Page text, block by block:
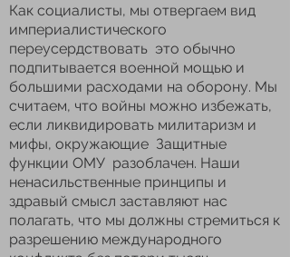
Как социалисты, мы отвергаем вид
империалистического
переусердствовать это обычно
подпитывается военной мощью и
большими расходами на оборону. Мы
считаем, что войны можно избежать,
если ликвидировать милитаризм и
мифы, окружающие Защитные
функции ОМУ разоблачен. Наши
ненасильственные принципы и
здравый смысл заставляют нас
полагать, что мы должны стремиться к
разрешению международного